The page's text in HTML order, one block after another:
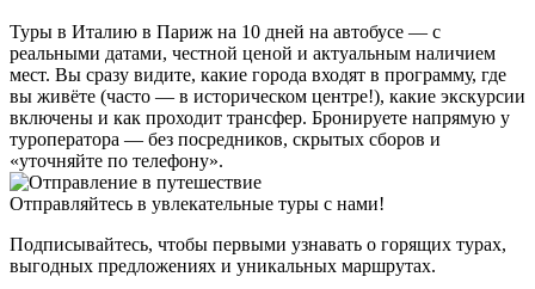
Туры в Италию в Париж на 10 дней на автобусе — с
реальными датами, честной ценой и актуальным наличием
мест. Вы сразу видите, какие города входят в программу, где
вы живёте (часто — в историческом центре!), какие экскурсии
включены и как проходит трансфер. Бронируете напрямую у
туроператора — без посредников, скрытых сборов и
«уточняйте по телефону».
Отправляйтесь в увлекательные туры с нами!
Подписывайтесь, чтобы первыми узнавать о горящих турах,
выгодных предложениях и уникальных маршрутах.